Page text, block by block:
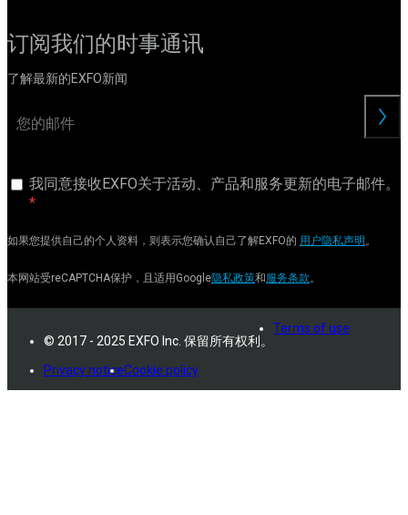
订阅我们的时事通讯
了解最新的EXFO新闻
我同意接收EXFO关于活动、产品和服务更新的电子邮件。
如果您提供自己的个人资料，则表示您确认自己了解EXFO的 用户隐私声明 。
本网站受reCAPTCHA保护，且适用Google隐私政策和服务条款。
© 2017 - 2025 EXFO Inc. 保留所有权利。
Terms of use
Privacy noticeCookie policy